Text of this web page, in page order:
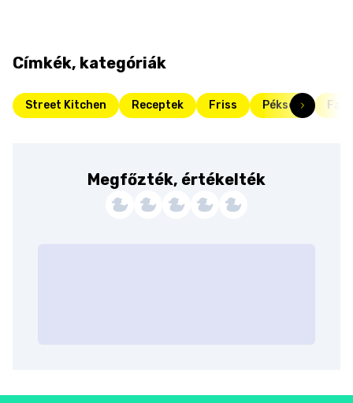
Címkék, kategóriák
Street Kitchen Receptek Friss Pékség
Megfőzték, értékelték